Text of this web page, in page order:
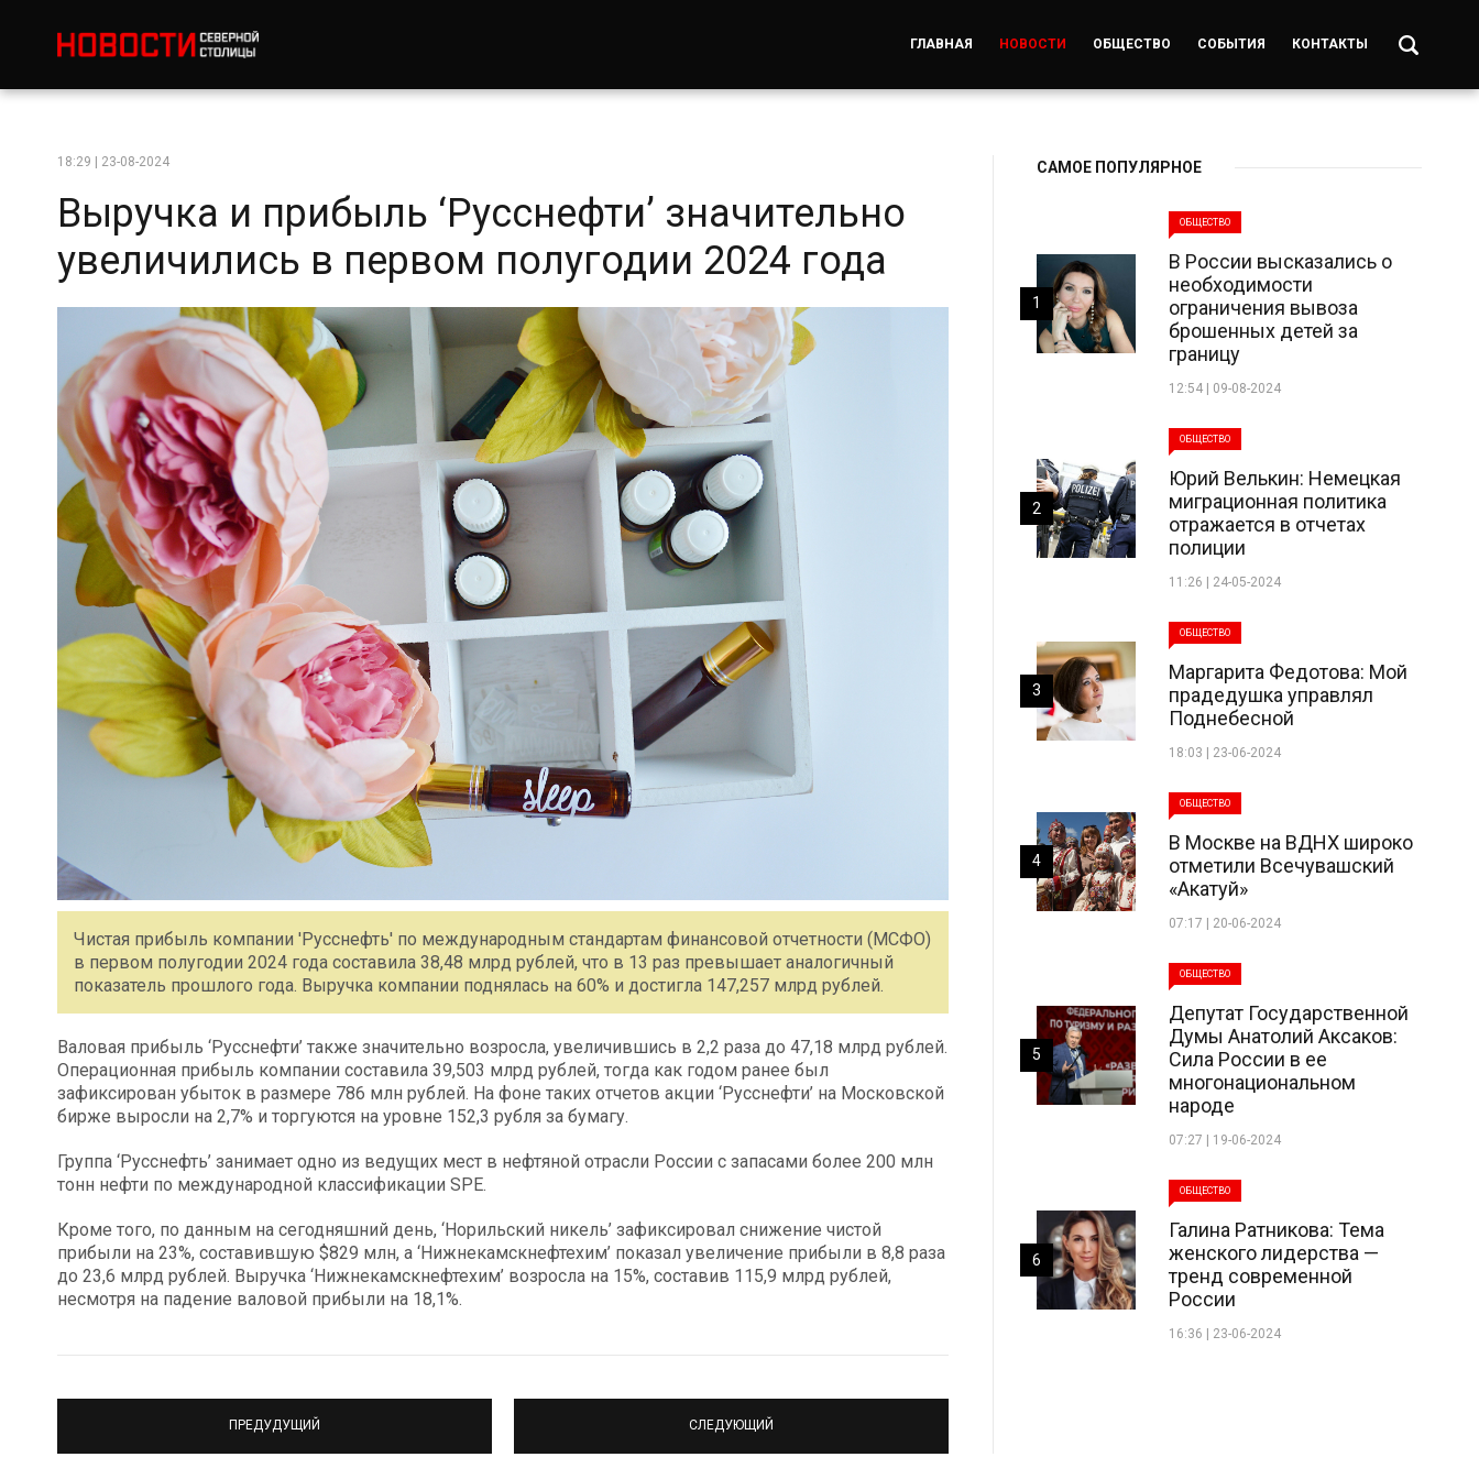
ГЛАВНАЯ НОВОСТИ ОБЩЕСТВО СОБЫТИЯ КОНТАКТЫ
18:29 | 23-08-2024
Выручка и прибыль ‘Русснефти’ значительно
увеличились в первом полугодии 2024 года
Чистая прибыль компании 'Русснефть' по международным стандартам финансовой отчетности (МСФО)
в первом полугодии 2024 года составила 38,48 млрд рублей, что в 13 раз превышает аналогичный
показатель прошлого года. Выручка компании поднялась на 60% и достигла 147,257 млрд рублей.
Валовая прибыль ‘Русснефти’ также значительно возросла, увеличившись в 2,2 раза до 47,18 млрд рублей.
Операционная прибыль компании составила 39,503 млрд рублей, тогда как годом ранее был
зафиксирован убыток в размере 786 млн рублей. На фоне таких отчетов акции ‘Русснефти’ на Московской
бирже выросли на 2,7% и торгуются на уровне 152,3 рубля за бумагу.
Группа ‘Русснефть’ занимает одно из ведущих мест в нефтяной отрасли России с запасами более 200 млн
тонн нефти по международной классификации SPE.
Кроме того, по данным на сегодняшний день, ‘Норильский никель’ зафиксировал снижение чистой
прибыли на 23%, составившую $829 млн, а ‘Нижнекамскнефтехим’ показал увеличение прибыли в 8,8 раза
до 23,6 млрд рублей. Выручка ‘Нижнекамскнефтехим’ возросла на 15%, составив 115,9 млрд рублей,
несмотря на падение валовой прибыли на 18,1%.
ПРЕДУДУЩИЙ СЛЕДУЮЩИЙ
САМОЕ ПОПУЛЯРНОЕ
ОБЩЕСТВО
В России высказались о
необходимости
ограничения вывоза
брошенных детей за
границу
12:54 | 09-08-2024
1
ОБЩЕСТВО
Юрий Велькин: Немецкая
миграционная политика
отражается в отчетах
полиции
11:26 | 24-05-2024
2
ОБЩЕСТВО
Маргарита Федотова: Мой
прадедушка управлял
Поднебесной
18:03 | 23-06-2024
3
ОБЩЕСТВО
В Москве на ВДНХ широко
отметили Всечувашский
«Акатуй»
07:17 | 20-06-2024
4
ОБЩЕСТВО
Депутат Государственной
Думы Анатолий Аксаков:
Сила России в ее
многонациональном
народе
07:27 | 19-06-2024
5
ОБЩЕСТВО
Галина Ратникова: Тема
женского лидерства —
тренд современной
России
16:36 | 23-06-2024
6